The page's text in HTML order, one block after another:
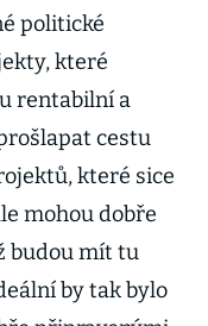
politické
které
rentabilní a
cestu
které sice
mohou dobře
budou mít tu
by tak bylo